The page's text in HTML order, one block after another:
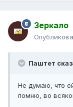
Зеркало
Паштет
Не думаю, что
помню, во